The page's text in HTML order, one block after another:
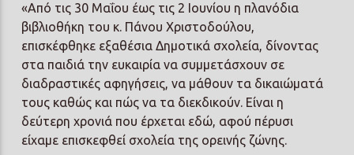
«Από τις 30 Μαΐου έως τις 2 Ιουνίου η πλανόδια
βιβλιοθήκη του κ. Πάνου Χριστοδούλου,
επισκέφθηκε εξαθέσια Δημοτικά σχολεία, δίνοντας
στα παιδιά την ευκαιρία να συμμετάσχουν σε
διαδραστικές αφηγήσεις, να μάθουν τα δικαιώματά
τους καθώς και πώς να τα διεκδικούν. Είναι η
δεύτερη χρονιά που έρχεται εδώ, αφού πέρυσι
είχαμε επισκεφθεί σχολεία της ορεινής ζώνης.